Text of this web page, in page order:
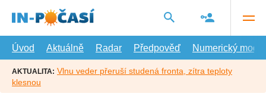
hlavní
Úvod
Aktuálně Radar Předpověď Numerický model
AKTUALITA: Vlnu veder přeruší studená fronta, zítra teploty
klesnou